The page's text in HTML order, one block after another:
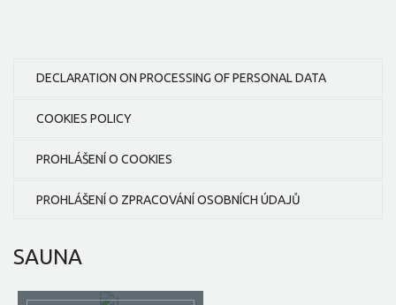
DECLARATION ON PROCESSING OF PERSONAL DATA
COOKIES POLICY
PROHLÁŠENÍ O COOKIES
PROHLÁŠENÍ O ZPRACOVÁNÍ OSOBNÍCH ÚDAJŮ
SAUNA